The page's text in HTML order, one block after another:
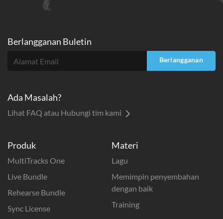
Produk
MultiTracks One
Live Bundle
Rehearse Bundle
Sync License
Materi
Lagu
Memimpin penyembahan
dengan baik
Training
Berlangganan Buletin
Berlangganan
Ada Masalah?
Lihat FAQ atau Hubungi tim kami